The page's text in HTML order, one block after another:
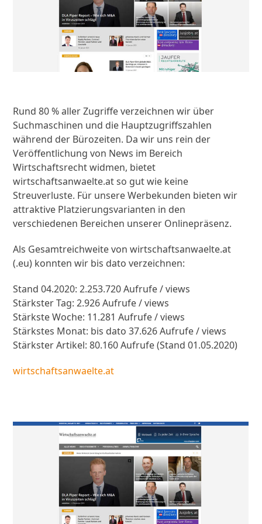
Rund 80 % aller Zugriffe verzeichnen wir über
Suchmaschinen und die Hauptzugriffszahlen
während der Bürozeiten. Da wir uns rein der
Veröffentlichung von News im Bereich
Wirtschaftsrecht widmen, bietet
wirtschaftsanwaelte.at so gut wie keine
Streuverluste. Für unsere Werbekunden bieten wir
attraktive Platzierungsvarianten in den
verschiedenen Bereichen unserer Onlinepräsenz.
Als Gesamtreichweite von wirtschaftsanwaelte.at
(.eu) konnten wir bis dato verzeichnen:
Stand 04.2020: 2.253.720 Aufrufe / views
Stärkster Tag: 2.926 Aufrufe / views
Stärkste Woche: 11.281 Aufrufe / views
Stärkstes Monat: bis dato 37.626 Aufrufe / views
Stärkster Artikel: 80.160 Aufrufe (Stand 01.05.2020)
wirtschaftsanwaelte.at